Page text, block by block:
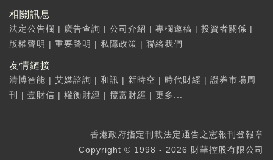
相關訊息
法定公告欄 | 廣告查詢 | 公司介紹 | 專欄邀稿 | 投資者關係 |
版權聲明 | 重要聲明 | 私隱政策 | 聯絡我們
友情鏈接
清博智能 | 艾媒諮詢 | 和訊 | 新時空 | 時代財經 | 證券市場周
刊
| 壹財信 | 權衡財經 | 攬富財經 | 更多...
香港政府指定刊載法定通告之憲報刊登報章
Copyright © 1998 - 2026 財華控股有限公司